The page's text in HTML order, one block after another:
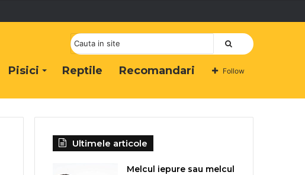
Cauta
Pisici Reptile Recomandari Follow
Ultimele articole
Melcul iepure sau melcul